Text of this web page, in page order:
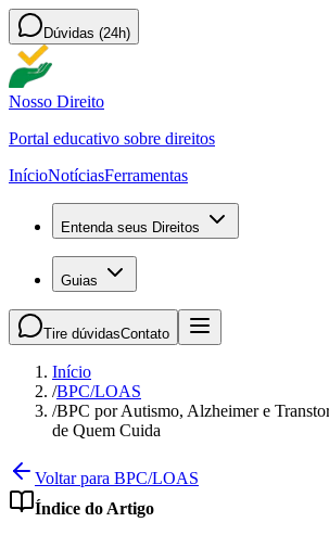
Dúvidas (24h)
Nosso Direito
Portal educativo sobre direitos
InícioNotíciasFerramentas
Entenda seus Direitos
Guias
Tire dúvidasContato
Início
/BPC/LOAS
/BPC por Autismo, Alzheimer e
de Quem Cuida
Voltar para BPC/LOAS
Índice do Artigo